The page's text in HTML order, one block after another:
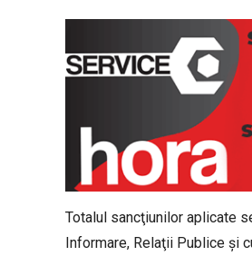
Totalul sancţiunilor aplicate
Informare, Relaţii Publice şi